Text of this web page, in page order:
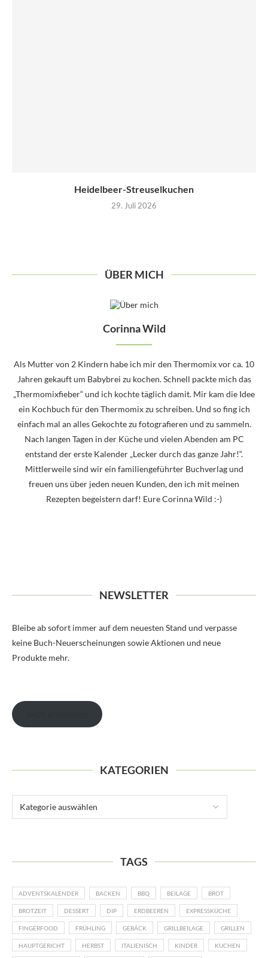
Heidelbeer-Streuselkuchen
29. Juli 2026
ÜBER MICH
Corinna Wild
Als Mutter von 2 Kindern habe ich mir den Thermomix vor ca. 10
Jahren gekauft um Babybrei zu kochen. Schnell packte mich das
„Thermomixfieber“ und ich kochte täglich damit. Mir kam die Idee
ein Kochbuch für den Thermomix zu schreiben. Und so fing ich
einfach mal an alles Gekochte zu fotografieren und zu sammeln.
Nach langen Tagen in der Küche und vielen Abenden am PC
entstand der erste Kalender „Lecker durch das ganze Jahr!“.
Mittlerweile sind wir ein familiengeführter Buchverlag und
freuen uns über jeden neuen Kunden, den ich mit meinen
Rezepten begeistern darf! Eure Corinna Wild :-)
NEWSLETTER
Bleibe ab sofort immer auf dem neuesten Stand und verpasse
keine Buch-Neuerscheinungen sowie Aktionen und neue
Produkte mehr.
KATEGORIEN
TAGS
ADVENTSKALENDER BACKEN BBQ BEILAGE BROT
BROTZEIT DESSERT DIP ERDBEEREN EXPRESSKÜCHE
FINGERFOOD FRÜHLING GEBÄCK GRILLBEILAGE GRILLEN
HAUPTGERICHT HERBST ITALIENISCH KINDER KUCHEN